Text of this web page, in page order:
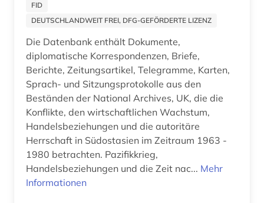
druckgrafik (1)
druckschrift (1)
druckwerk (2)
dynastie (2)
dänemark (113)
dänisch-hallische mission (1)
FID
DEUTSCHLANDWEIT FREI, DFG-GEFÖRDERTE LIZENZ
Die Datenbank enthält Dokumente,
diplomatische Korrespondenzen, Briefe,
Berichte, Zeitungsartikel, Telegramme, Karten,
Sprach- und Sitzungsprotokolle aus den
Beständen der National Archives, UK, die die
Konflikte, den wirtschaftlichen Wachstum,
Handelsbeziehungen und die autoritäre
Herrschaft in Südostasien im Zeitraum 1963 -
1980 betrachten. Pazifikkrieg,
Handelsbeziehungen und die Zeit nac... Mehr
Informationen